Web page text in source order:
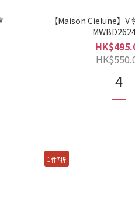
【Maison Cielune】V
4
1件7折